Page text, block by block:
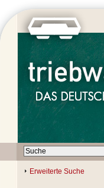
Erweiterte Suche